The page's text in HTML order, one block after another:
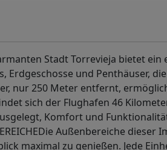
Stadt Torrevieja bietet
und Penthäuser,
nur 250 Meter entfernt,
sich der Flughafen 46
Komfort und
Außenbereiche dieser
maximal zu genießen. Jede